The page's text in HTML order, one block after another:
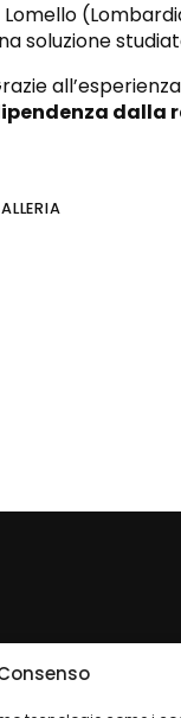
Lomello
soluzione
dalla
fotovoltaici e